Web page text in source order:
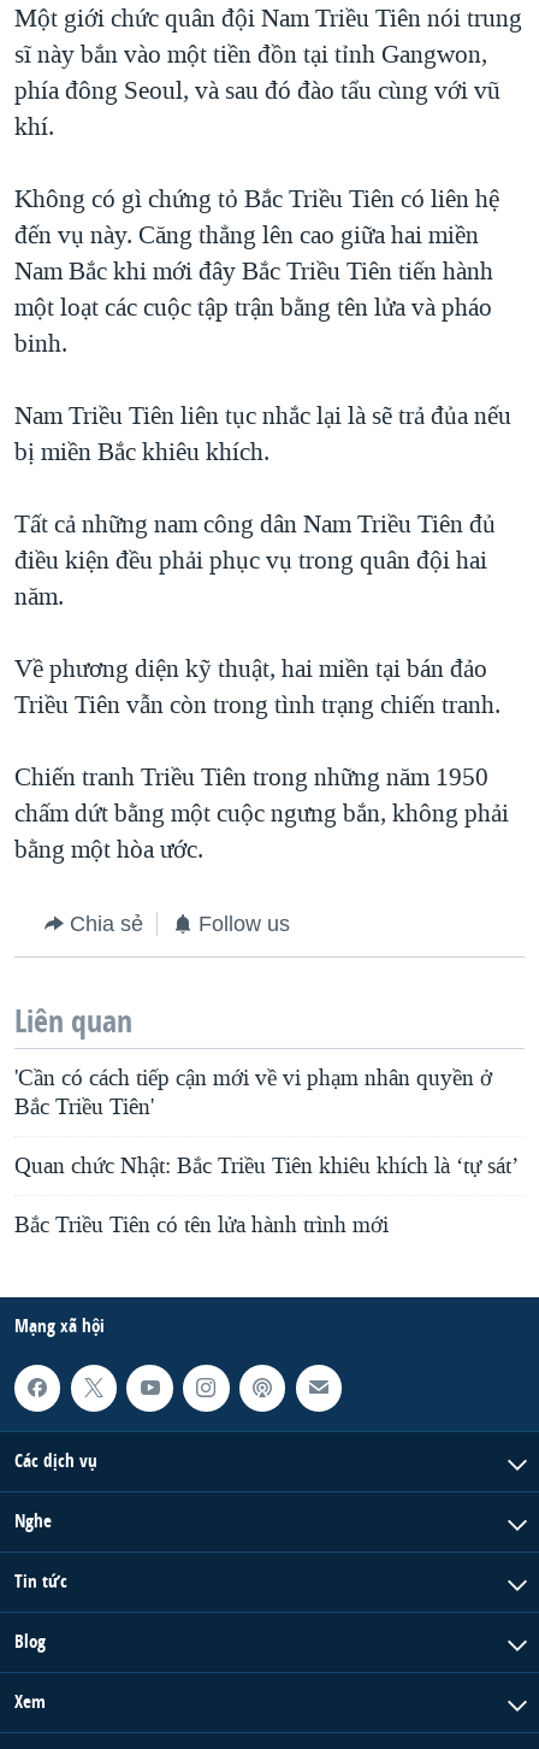
TRỊNH VĨNH BÌNH VS. CHÍNH PHỦ VIỆT NAM
NGƯ DÂN VIỆT VÀ LÀN SÓNG TRỘM HẢI SÂM
Một giới chức quân đội Nam Triều Tiên nói trung
sĩ này bắn vào một tiền đồn tại tỉnh Gangwon,
phía đông Seoul, và sau đó đào tẩu cùng với vũ
khí.
Không có gì chứng tỏ Bắc Triều Tiên có liên hệ
đến vụ này. Căng thẳng lên cao giữa hai miền
Nam Bắc khi mới đây Bắc Triều Tiên tiến hành
một loạt các cuộc tập trận bằng tên lửa và pháo
binh.
Nam Triều Tiên liên tục nhắc lại là sẽ trả đủa nếu
bị miền Bắc khiêu khích.
Tất cả những nam công dân Nam Triều Tiên đủ
điều kiện đều phải phục vụ trong quân đội hai
năm.
Về phương diện kỹ thuật, hai miền tại bán đảo
Triều Tiên vẫn còn trong tình trạng chiến tranh.
Chiến tranh Triều Tiên trong những năm 1950
chấm dứt bằng một cuộc ngưng bắn, không phải
bằng một hòa ước.
Chia sẻ Follow us
Liên quan
'Cần có cách tiếp cận mới về vi phạm nhân quyền ở
Bắc Triều Tiên'
Quan chức Nhật: Bắc Triều Tiên khiêu khích là ‘tự sát’
Bắc Triều Tiên có tên lửa hành trình mới
Mạng xã hội
Các dịch vụ
Nghe
Tin tức
Blog
Xem